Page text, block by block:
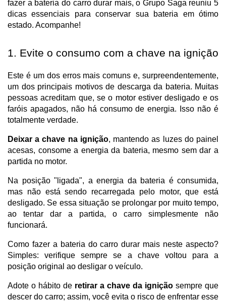
fazer a bateria do carro durar mais, o Grupo Saga reuniu 5
dicas essenciais para conservar sua bateria em ótimo
estado. Acompanhe!
1. Evite o consumo com a chave na ignição
Este é um dos erros mais comuns e, surpreendentemente,
um dos principais motivos de descarga da bateria. Muitas
pessoas acreditam que, se o motor estiver desligado e os
faróis apagados, não há consumo de energia. Isso não é
totalmente verdade.
Deixar a chave na ignição, mantendo as luzes do painel
acesas, consome a energia da bateria, mesmo sem dar a
partida no motor.
Na posição "ligada", a energia da bateria é consumida,
mas não está sendo recarregada pelo motor, que está
desligado. Se essa situação se prolongar por muito tempo,
ao tentar dar a partida, o carro simplesmente não
funcionará.
Como fazer a bateria do carro durar mais neste aspecto?
Simples: verifique sempre se a chave voltou para a
posição original ao desligar o veículo.
Adote o hábito de retirar a chave da ignição sempre que
descer do carro; assim, você evita o risco de enfrentar esse